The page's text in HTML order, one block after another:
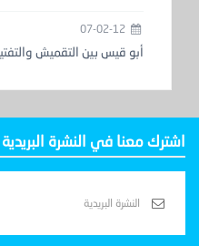
أبو قيس بين التقميش
اشترك معنا في النشرة البريدية